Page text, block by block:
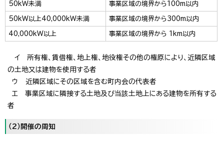
50kW未満 事業区域の境界から100m以内
50kW以上40,000kW未満 事業区域の境界から300m以内
40,000kW以上 事業区域の境界から 1km以内
イ 所有権、賃借権、地上権、地役権その他の権原により、近隣区域
の土地又は建物を使用する者
ウ 近隣区域にその区域を含む町内会の代表者
エ 事業区域に隣接する土地及び当該土地上にある建物を所有する
者
（2）開催の周知